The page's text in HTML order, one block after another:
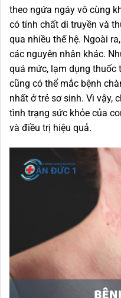
theo ngứa ngáy vô cùng
có tính chất di truyền và
qua nhiều thế hệ. Ngoài
các nguyên nhân khác.
quá mức, lạm dụng thuốc
cũng có thể mắc bệnh
nhất ở trẻ sơ sinh. Vì vậy,
tình trạng sức khỏe của
và điều trị hiệu quả.